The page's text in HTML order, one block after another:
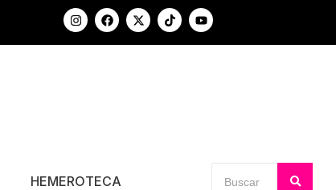
HEMEROTECA